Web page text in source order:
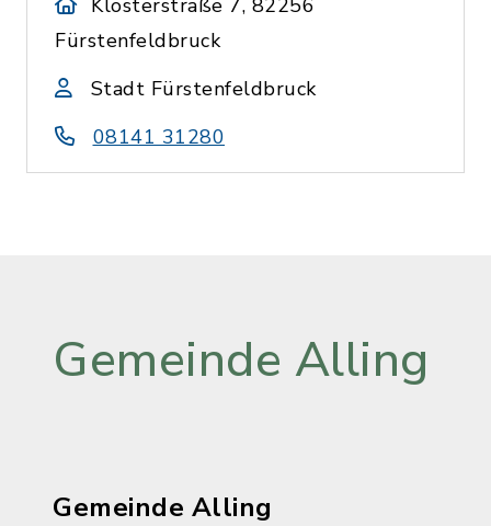
Klosterstraße 7, 82256
Fürstenfeldbruck
Stadt Fürstenfeldbruck
08141 31280
Gemeinde Alling
Gemeinde Alling